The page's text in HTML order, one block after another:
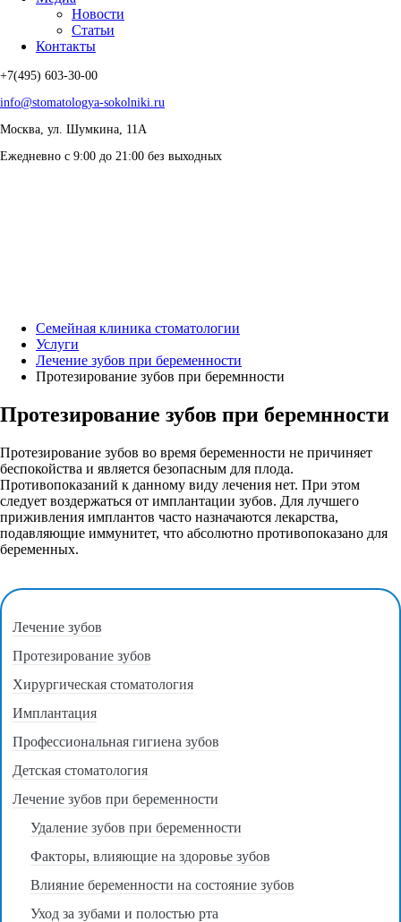
Новости
Статьи
Контакты
+7(495) 603-30-00
info@stomatologya-sokolniki.ru
Москва, ул. Шумкина, 11А
Ежедневно с 9:00 до 21:00 без выходных
Семейная клиника стоматологии
Услуги
Лечение зубов при беременности
Протезирование зубов при беремнности
Протезирование зубов при беремнности
Протезирование зубов во время беременности не причиняет
беспокойства и является безопасным для плода.
Противопоказаний к данному виду лечения нет. При этом
следует воздержаться от имплантации зубов. Для лучшего
приживления имплантов часто назначаются лекарства,
подавляющие иммунитет, что абсолютно противопоказано для
беременных.
Лечение зубов
Протезирование зубов
Хирургическая стоматология
Имплантация
Профессиональная гигиена зубов
Детская стоматология
Лечение зубов при беременности
Удаление зубов при беременности
Факторы, влияющие на здоровье зубов
Влияние беременности на состояние зубов
Уход за зубами и полостью рта